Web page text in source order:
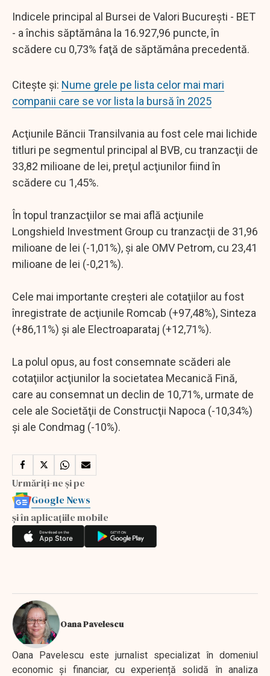
Indicele principal al Bursei de Valori Bucureşti - BET
- a închis săptămâna la 16.927,96 puncte, în
scădere cu 0,73% faţă de săptămâna precedentă.
Citește și: Nume grele pe lista celor mai mari
companii care se vor lista la bursă în 2025
Acţiunile Băncii Transilvania au fost cele mai lichide
titluri pe segmentul principal al BVB, cu tranzacţii de
33,82 milioane de lei, preţul acţiunilor fiind în
scădere cu 1,45%.
În topul tranzacţiilor se mai află acţiunile
Longshield Investment Group cu tranzacţii de 31,96
milioane de lei (-1,01%), şi ale OMV Petrom, cu 23,41
milioane de lei (-0,21%).
Cele mai importante creşteri ale cotaţiilor au fost
înregistrate de acţiunile Romcab (+97,48%), Sinteza
(+86,11%) şi ale Electroaparataj (+12,71%).
La polul opus, au fost consemnate scăderi ale
cotaţiilor acţiunilor la societatea Mecanică Fină,
care au consemnat un declin de 10,71%, urmate de
cele ale Societăţii de Construcţii Napoca (-10,34%)
şi ale Condmag (-10%).
Urmăriți-ne și pe
Google News
și în aplicațiile mobile
Oana Pavelescu
Oana Pavelescu este jurnalist specializat în domeniul
economic și financiar, cu experiență solidă în analiza